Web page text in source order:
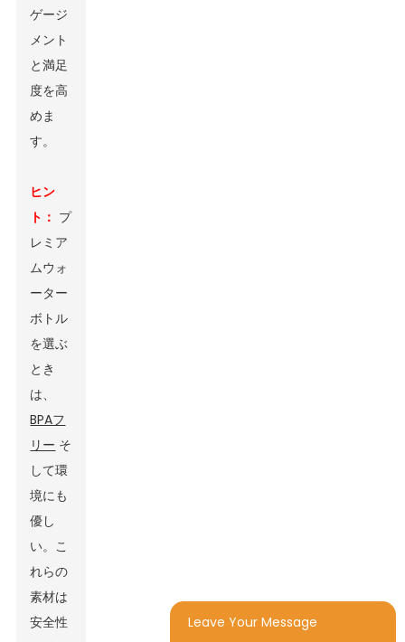
ゲージ
メント
と満足
度を高
めま
す。
ヒン
ト： プ
レミア
ムウォ
ーター
ボトル
を選ぶ
とき
は、
BPAフ
リー そ
して環
境にも
優し
い。こ
れらの
素材は
安全性
Leave Your Message